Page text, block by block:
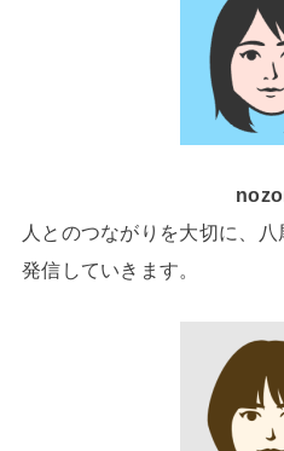
人とのつながりを大切に、
発信していきます。